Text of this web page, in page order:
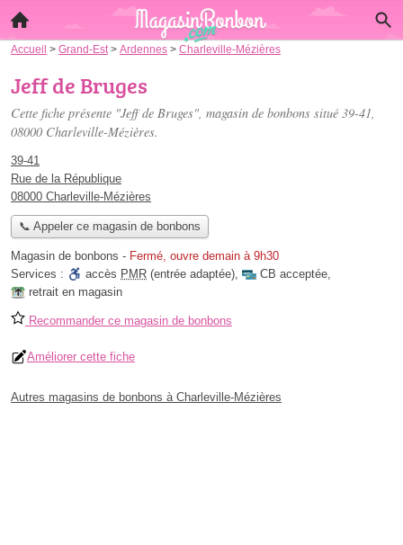
Accueil > Grand-Est > Ardennes > Charleville-Mézières
Jeff de Bruges
Cette fiche présente "Jeff de Bruges", magasin de bonbons situé 39-41,
08000 Charleville-Mézières.
39-41
Rue de la République
08000 Charleville-Mézières
📞 Appeler ce magasin de bonbons
Magasin de bonbons - Fermé, ouvre demain à 9h30
Services :
accès PMR (entrée adaptée), CB acceptée,
retrait en magasin
Recommander ce magasin de bonbons
Améliorer cette fiche
Autres magasins de bonbons à Charleville-Mézières